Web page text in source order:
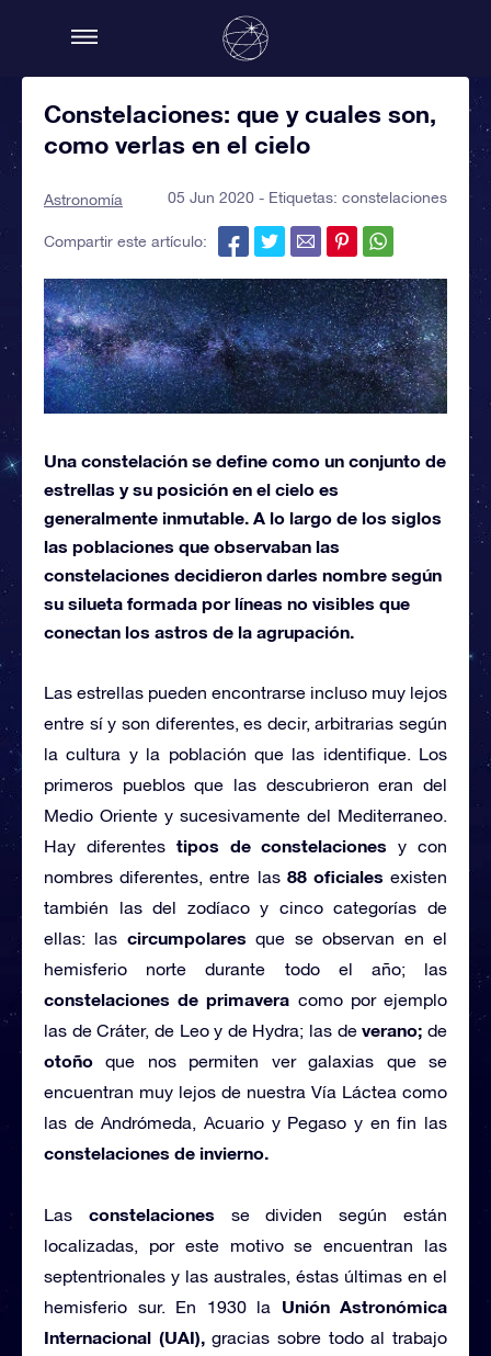
Constelaciones: que y cuales son,
como verlas en el cielo
Astronomía 05 Jun 2020 - Etiquetas: constelaciones
Compartir este artículo:
Una constelación se define como un conjunto de
estrellas y su posición en el cielo es
generalmente inmutable. A lo largo de los siglos
las poblaciones que observaban las
constelaciones decidieron darles nombre según
su silueta formada por líneas no visibles que
conectan los astros de la agrupación.
Las estrellas pueden encontrarse incluso muy lejos
entre sí y son diferentes, es decir, arbitrarias según
la cultura y la población que las identifique. Los
primeros pueblos que las descubrieron eran del
Medio Oriente y sucesivamente del Mediterraneo.
Hay diferentes tipos de constelaciones y con
nombres diferentes, entre las 88 oficiales existen
también las del zodíaco y cinco categorías de
ellas: las circumpolares que se observan en el
hemisferio norte durante todo el año; las
constelaciones de primavera como por ejemplo
las de Cráter, de Leo y de Hydra; las deverano; de
otoño que nos permiten ver galaxias que se
encuentran muy lejos de nuestra Vía Láctea como
las de Andrómeda, Acuario y Pegaso y en fin las
constelaciones de invierno.
Las constelaciones se dividen según están
localizadas, por este motivo se encuentran las
septentrionales y las australes, éstas últimas en el
hemisferio sur. En 1930 la Unión Astronómica
Internacional (UAI),gracias sobre todo al trabajo